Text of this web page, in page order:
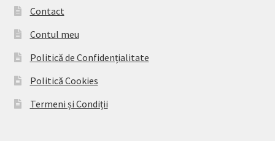
Contact
Contul meu
Politică de Confidențialitate
Politică Cookies
Termeni și Condiții